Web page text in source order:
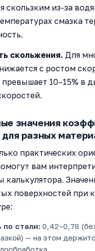
скользким из-за
смазка
скольжения. Для
с ростом
10–15% в
значения
для разных
практических
вам
калькулятора.
поверхностей при
по стали: 0,42–0,78
— на этом